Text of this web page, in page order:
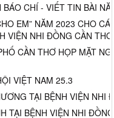
CHÍ - VIẾT TIN BÀI
EM” NĂM 2023 CHO
VIỆN NHI ĐỒNG CẦN THƠ
CẦN THƠ HỌP MẶT
VIỆT NAM 25.3
TẠI BỆNH VIỆN NHI
TẠI BỆNH VIỆN NHI